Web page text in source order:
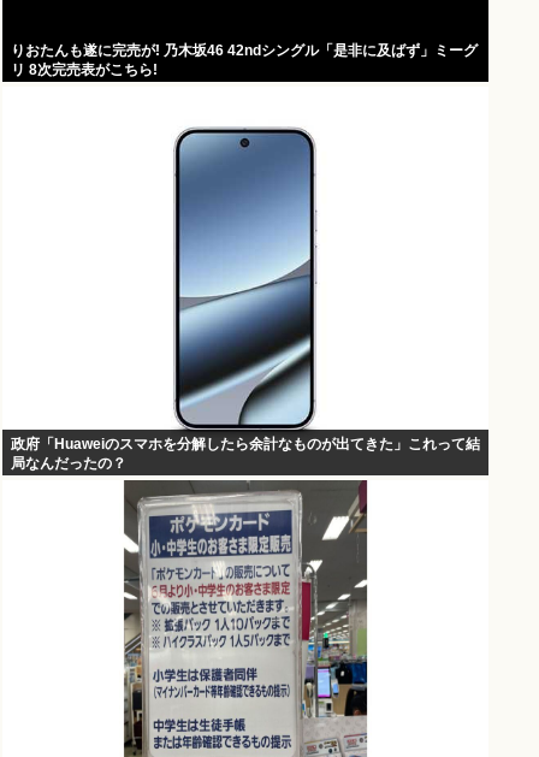
りおたんも遂に完売が! 乃木坂46 42ndシングル「是非に及ばず」ミーグ
リ 8次完売表がこちら!
政府「Huaweiのスマホを分解したら余計なものが出てきた」これって結
局なんだったの？